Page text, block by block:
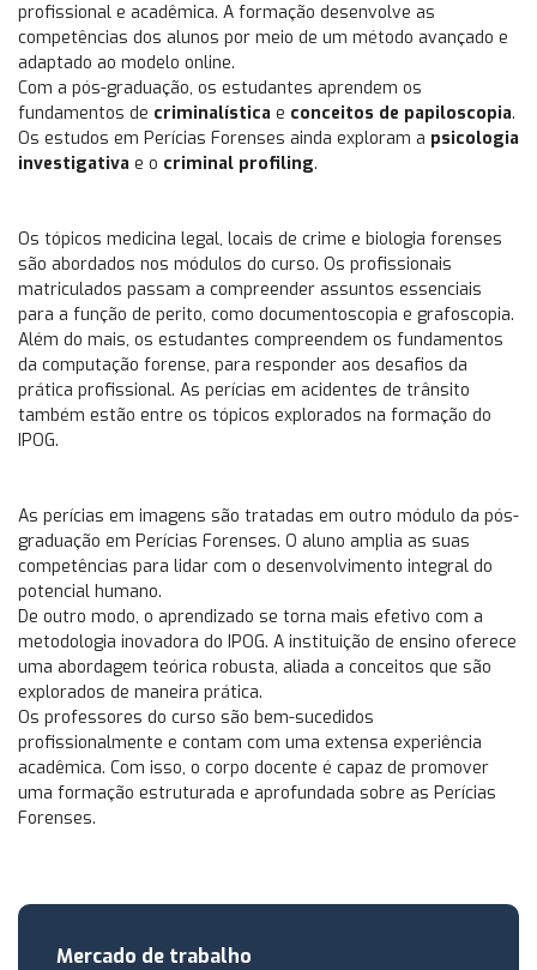
profissional e acadêmica. A formação desenvolve as
competências dos alunos por meio de um método avançado e
adaptado ao modelo online.
Com a pós-graduação, os estudantes aprendem os
fundamentos de criminalística e conceitos de papiloscopia.
Os estudos em Perícias Forenses ainda exploram a psicologia
investigativa e o criminal profiling.
Os tópicos medicina legal, locais de crime e biologia forenses
são abordados nos módulos do curso. Os profissionais
matriculados passam a compreender assuntos essenciais
para a função de perito, como documentoscopia e grafoscopia.
Além do mais, os estudantes compreendem os fundamentos
da computação forense, para responder aos desafios da
prática profissional. As perícias em acidentes de trânsito
também estão entre os tópicos explorados na formação do
IPOG.
As perícias em imagens são tratadas em outro módulo da pós-
graduação em Perícias Forenses. O aluno amplia as suas
competências para lidar com o desenvolvimento integral do
potencial humano.
De outro modo, o aprendizado se torna mais efetivo com a
metodologia inovadora do IPOG. A instituição de ensino oferece
uma abordagem teórica robusta, aliada a conceitos que são
explorados de maneira prática.
Os professores do curso são bem-sucedidos
profissionalmente e contam com uma extensa experiência
acadêmica. Com isso, o corpo docente é capaz de promover
uma formação estruturada e aprofundada sobre as Perícias
Forenses.
Mercado de trabalho